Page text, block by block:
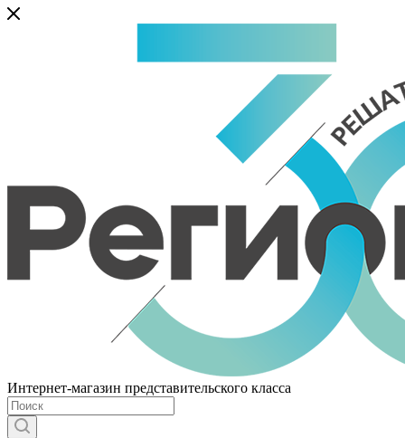
Интернет-магазин представительского класса